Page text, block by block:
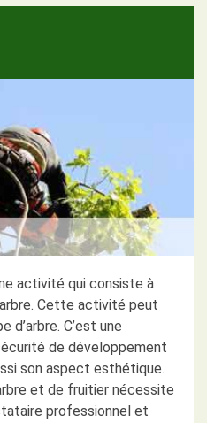
activité qui consiste à
Cette activité peut
C’est une
de développement
son aspect esthétique.
et de fruitier nécessite
professionnel et